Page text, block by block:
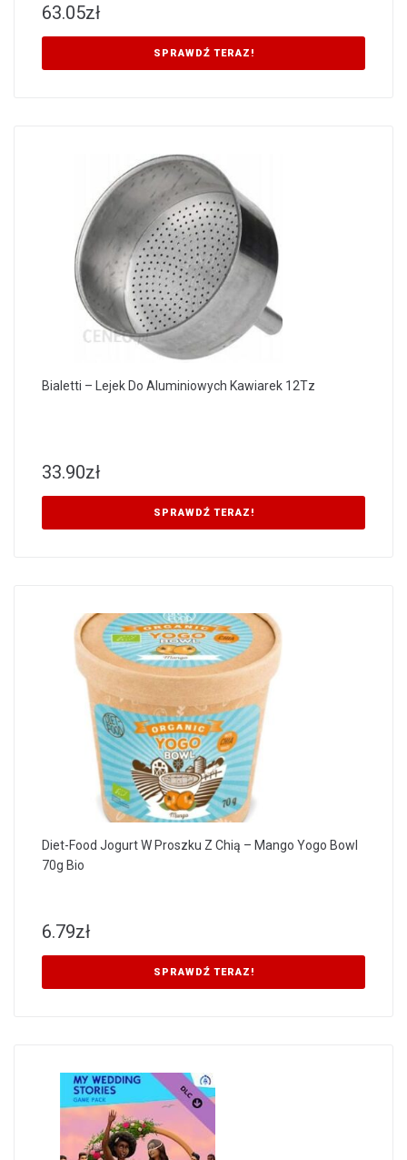
63.05zł
SPRAWDŹ TERAZ!
Bialetti – Lejek Do Aluminiowych Kawiarek 12Tz
33.90zł
SPRAWDŹ TERAZ!
Diet-Food Jogurt W Proszku Z Chią – Mango Yogo Bowl
70g Bio
6.79zł
SPRAWDŹ TERAZ!